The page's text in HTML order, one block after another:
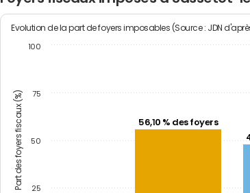
Part des foyers fiscaux (%)
Evolution de la part de foyers imposables (Source : JDN
56,10 % des foyers
25
50
75
100